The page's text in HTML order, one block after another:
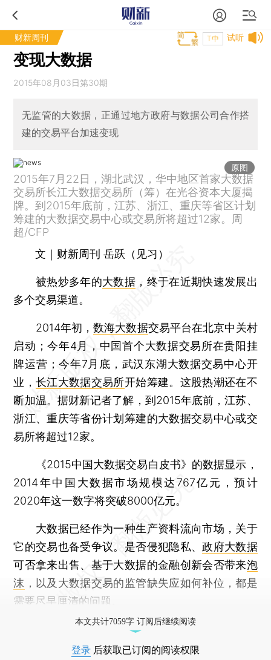
财新周刊 试听
T中
变现大数据
2015年08月03日第30期
无监管的大数据，正通过地方政府与数据公司合作搭
建的交易平台加速变现
原图
2015年7月22日，湖北武汉，华中地区首家大数据
交易所长江大数据交易所（筹）在光谷资本大厦揭
牌。到2015年底前，江苏、浙江、重庆等省区计划
筹建的大数据交易中心或交易所将超过12家。周
超/CFP
文｜财新周刊 岳跃（见习）
被热炒多年的大数据 ，终于在近期快速发展出
多个交易渠道。
2014年初，数海大数据交易平台在北京中关村
启动；今年4月，中国首个大数据交易所在贵阳挂
牌运营；今年7月底，武汉东湖大数据交易中心开
业，长江大数据交易所开始筹建。这股热潮还在不
断加温。据财新记者了解，到2015年底前，江苏、
浙江、重庆等省份计划筹建的大数据交易中心或交
易所将超过12家。
《2015中国大数据交易白皮书》的数据显示，
2014年中国大数据市场规模达767亿元，预计
2020年这一数字将突破8000亿元。
大数据已经作为一种生产资料流向市场，关于
它的交易也备受争议。是否侵犯隐私、政府大数据
可否拿来出售、基于大数据的金融创新会否带来泡
沫 ，以及大数据交易的监管缺失应如何补位，都是
需要尽早厘清的问题。
本文共计7059字 订阅后继续阅读
登录 后获取已订阅的阅读权限